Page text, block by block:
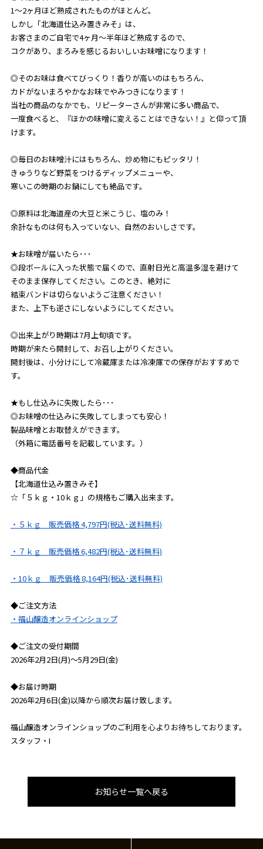
1～2ヶ月ほど熟成されたものがほとんど。
しかし「北海道仕込み置きみそ」は、
お客さまのご自宅で4ヶ月～半年ほど熟成するので、
コクがあり、まろみを感じるおいしいお味噌になります！
◎そのお味は食べてびっくり！香りが高いのはもちろん、
カドがないまろやかなお味でやみつきになります！
当社の商品のなかでも、リピーターさんが非常に多い商品で、
一度食べると、『ほかの味噌に変えることはできない！』と仰って頂
けます。
◎毎日のお味噌汁にはもちろん、炒め物にもピッタリ！
きゅうりなど野菜をつけるディップメニューや、
寒いこの時期のお鍋にしても絶品です。
◎原料は北海道産の大豆と米こうじ、塩のみ！
余計なものは何も入っていない、自然のおいしさです。
★お味噌が届いたら･･･
◎段ボールに入った状態で届くので、直射日光と高温多湿を避けて
そのまま保存してください。このとき、絶対に
結束バンドは切らないようご注意ください！
また、上下も逆さにしないようにしてください。
◎出来上がり時期は7月上旬頃です。
時期が来たら開封して、お召し上がりください。
開封後は、小分けにして冷蔵庫または冷凍庫での保存がおすすめで
す。
★もし仕込みに失敗したら･･･
◎お味噌の仕込みに失敗してしまっても安心！
製品味噌とお取替えができます。
（外箱に電話番号を記載しています。）
◆商品代金
【北海道仕込み置きみそ】
☆「５ｋｇ・10ｋｇ」の規格もご購入出来ます。
・５ｋｇ 販売価格 4,797円(税込･送料無料)
・７ｋｇ 販売価格 6,482円(税込･送料無料)
・10ｋｇ 販売価格 8,164円(税込･送料無料)
◆ご注文方法
・福山醸造オンラインショップ
◆ご注文の受付期間
2026年2月2日(月)～5月29日(金)
◆お届け時期
2026年2月6日(金)以降から順次お届け致します。
福山醸造オンラインショップのご利用を心よりお待ちしております。
スタッフ・I
お知らせ一覧へ戻る